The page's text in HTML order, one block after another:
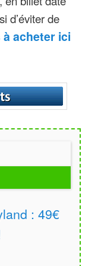
d’éviter de
acheter ici
: 49€